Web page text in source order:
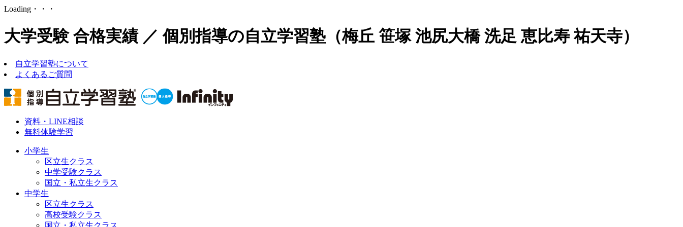
Loading・・・
大学受験 合格実績 ／ 個別指導の自立学習塾（梅丘 笹塚 池尻大橋 洗足 恵比寿 祐天寺）
自立学習塾について
よくあるご質問
資料・LINE相談
無料体験学習
小学生
区立生クラス
中学受験クラス
国立・私立生クラス
中学生
区立生クラス
高校受験クラス
国立・私立生クラス